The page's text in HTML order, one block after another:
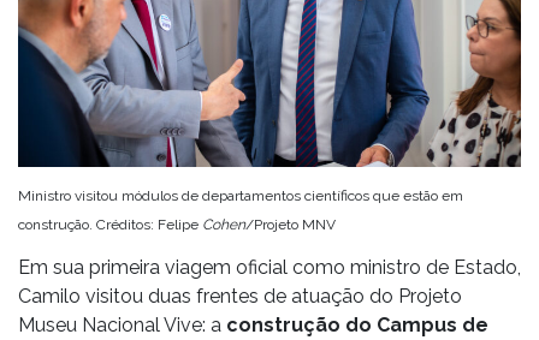
Ministro visitou módulos de departamentos científicos que estão em
construção. Créditos: Felipe Cohen/Projeto MNV
Em sua primeira viagem oficial como ministro de Estado,
Camilo visitou duas frentes de atuação do Projeto
Museu Nacional Vive: a construção do Campus de